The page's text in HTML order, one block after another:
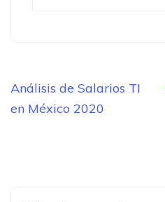
Navegación
de
Análisis de Salarios TI
en México 2020